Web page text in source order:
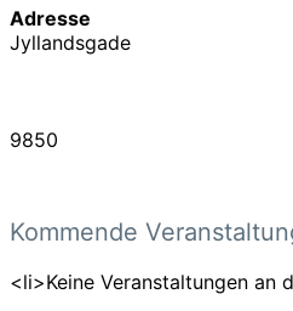
Adresse
Jyllandsgade
9850
Kommende
<li>Keine Veranstaltungen an